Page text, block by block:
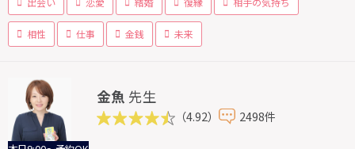
相性 仕事 金銭 未来
金魚 先生
（4.92） 2498件